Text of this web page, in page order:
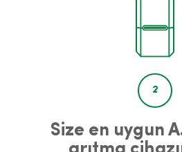
2
Size en uygun